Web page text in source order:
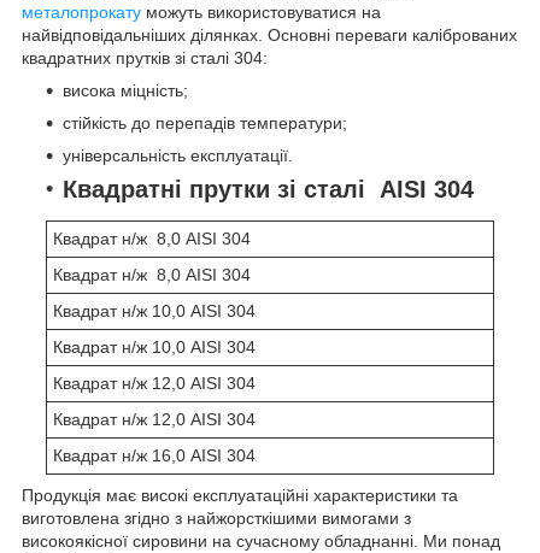
металопрокату можуть використовуватися на
найвідповідальніших ділянках. Основні переваги каліброваних
квадратних прутків зі сталі 304:
висока міцність;
стійкість до перепадів температури;
універсальність експлуатації.
Квадратні прутки зі сталі AISI 304
Квадрат н/ж 8,0 AISI 304
Квадрат н/ж 8,0 AISI 304
Квадрат н/ж 10,0 AISI 304
Квадрат н/ж 10,0 AISI 304
Квадрат н/ж 12,0 AISI 304
Квадрат н/ж 12,0 AISI 304
Квадрат н/ж 16,0 AISI 304
Продукція має високі експлуатаційні характеристики та
виготовлена згідно з найжорсткішими вимогами з
високоякісної сировини на сучасному обладнанні. Ми понад